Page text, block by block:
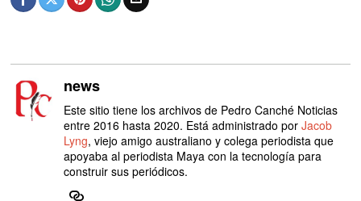
news
Este sitio tiene los archivos de Pedro Canché Noticias
entre 2016 hasta 2020. Está administrado porJacob
Lyng, viejo amigo australiano y colega periodista que
apoyaba al periodista Maya con la tecnología para
construir sus periódicos.